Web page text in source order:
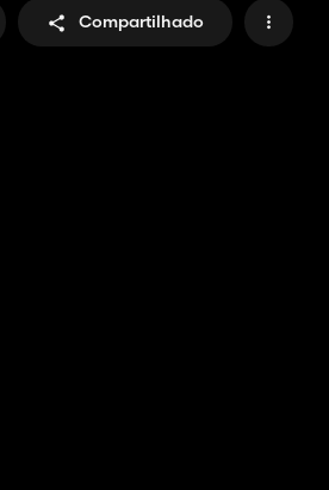
Compartilhado